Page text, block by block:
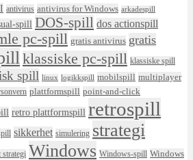
antivirus antivirus for Windows arkadespill
spill DOS-spill dos actionspill
pc-spill gratis antivirus gratis
klassiske pc-spill klassiske spill
spill linux logikkspill mobilspill multiplayer
plattformspill point-and-click
retro plattformspill retrospill
sikkerhet simulering strategi
strategi Windows Windows-spill Windows